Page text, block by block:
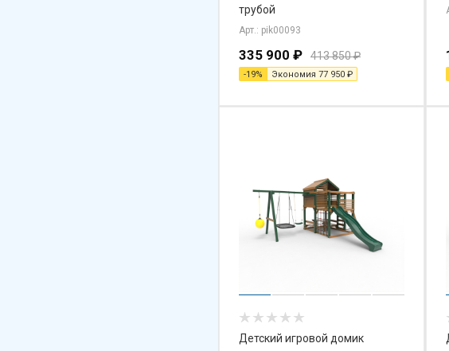
трубой
Арт.: pik00093
335 900 ₽ 413 850₽
-19% Экономия 77 950 ₽
Детский игровой домик